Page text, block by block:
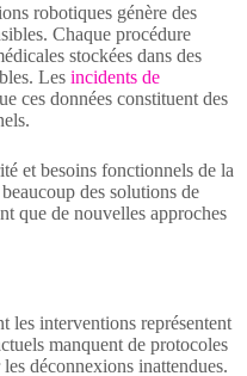
robotiques génère des
Chaque procédure
stockées dans des
Les incidents de
ces données constituent des
et besoins fonctionnels de la
des solutions de
que de nouvelles approches
les interventions représentent
manquent de protocoles
déconnexions inattendues.